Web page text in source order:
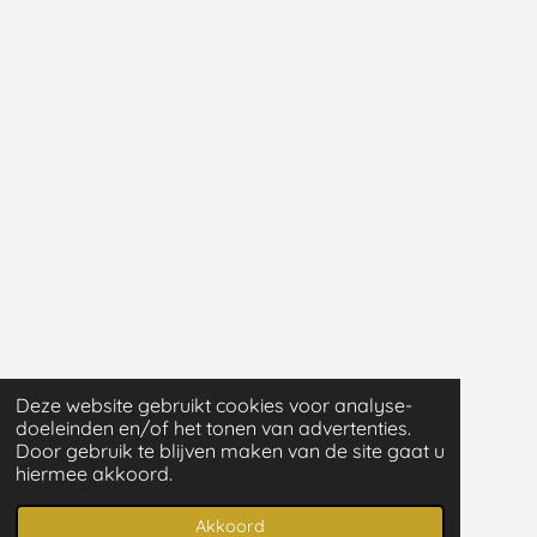
Deze website gebruikt cookies voor analyse-
doeleinden en/of het tonen van advertenties.
Door gebruik te blijven maken van de site gaat u
hiermee akkoord.
Akkoord